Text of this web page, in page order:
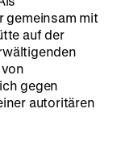
gemeinsam mit
auf der
gegen
autoritären